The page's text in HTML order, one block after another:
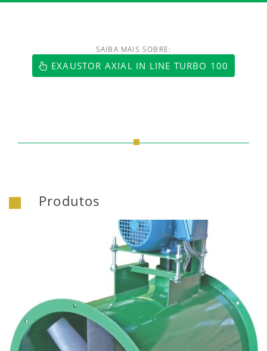
https://www.luftmaxi.com.br/
SAIBA MAIS SOBRE:
EXAUSTOR AXIAL IN LINE TURBO 100
Produtos